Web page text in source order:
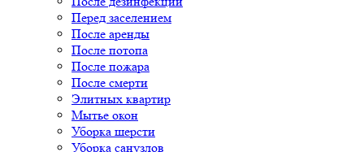
Перед заселением
После аренды
После потопа
После пожара
После смерти
Элитных квартир
Мытье окон
Уборка шерсти
Уборка санузлов